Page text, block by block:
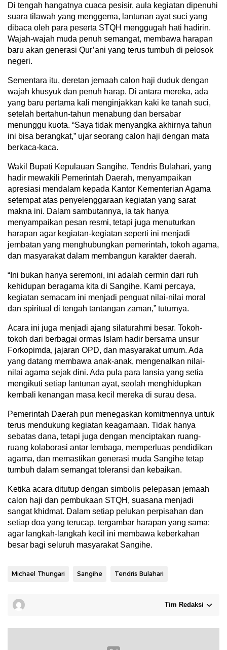
Di tengah hangatnya cuaca pesisir, aula kegiatan dipenuhi
suara tilawah yang menggema, lantunan ayat suci yang
dibaca oleh para peserta STQH menggugah hati hadirin.
Wajah-wajah muda penuh semangat, membawa harapan
baru akan generasi Qur’ani yang terus tumbuh di pelosok
negeri.
Sementara itu, deretan jemaah calon haji duduk dengan
wajah khusyuk dan penuh harap. Di antara mereka, ada
yang baru pertama kali menginjakkan kaki ke tanah suci,
setelah bertahun-tahun menabung dan bersabar
menunggu kuota. “Saya tidak menyangka akhirnya tahun
ini bisa berangkat,” ujar seorang calon haji dengan mata
berkaca-kaca.
Wakil Bupati Kepulauan Sangihe, Tendris Bulahari, yang
hadir mewakili Pemerintah Daerah, menyampaikan
apresiasi mendalam kepada Kantor Kementerian Agama
setempat atas penyelenggaraan kegiatan yang sarat
makna ini. Dalam sambutannya, ia tak hanya
menyampaikan pesan resmi, tetapi juga menuturkan
harapan agar kegiatan-kegiatan seperti ini menjadi
jembatan yang menghubungkan pemerintah, tokoh agama,
dan masyarakat dalam membangun karakter daerah.
“Ini bukan hanya seremoni, ini adalah cermin dari ruh
kehidupan beragama kita di Sangihe. Kami percaya,
kegiatan semacam ini menjadi penguat nilai-nilai moral
dan spiritual di tengah tantangan zaman,” tuturnya.
Acara ini juga menjadi ajang silaturahmi besar. Tokoh-
tokoh dari berbagai ormas Islam hadir bersama unsur
Forkopimda, jajaran OPD, dan masyarakat umum. Ada
yang datang membawa anak-anak, mengenalkan nilai-
nilai agama sejak dini. Ada pula para lansia yang setia
mengikuti setiap lantunan ayat, seolah menghidupkan
kembali kenangan masa kecil mereka di surau desa.
Pemerintah Daerah pun menegaskan komitmennya untuk
terus mendukung kegiatan keagamaan. Tidak hanya
sebatas dana, tetapi juga dengan menciptakan ruang-
ruang kolaborasi antar lembaga, memperluas pendidikan
agama, dan memastikan generasi muda Sangihe tetap
tumbuh dalam semangat toleransi dan kebaikan.
Ketika acara ditutup dengan simbolis pelepasan jemaah
calon haji dan pembukaan STQH, suasana menjadi
sangat khidmat. Dalam setiap pelukan perpisahan dan
setiap doa yang terucap, tergambar harapan yang sama:
agar langkah-langkah kecil ini membawa keberkahan
besar bagi seluruh masyarakat Sangihe.
Michael Thungari Sangihe Tendris Bulahari
Tim Redaksi